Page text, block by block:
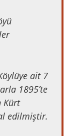
ait 7
1895’te
Kürt
edilmiştir.